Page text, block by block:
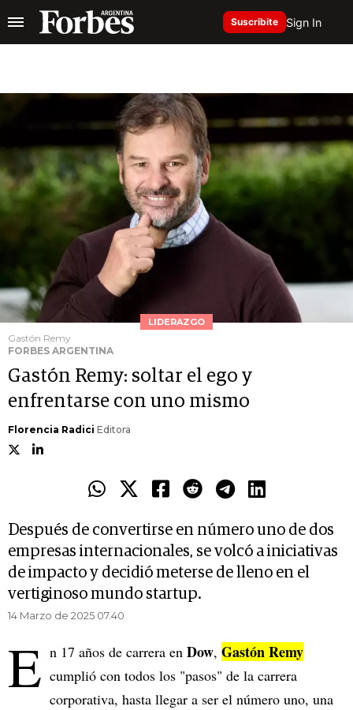
Suscribite Sign In
LIDERAZGO
Gastón Remy
FORBES ARGENTINA
Gastón Remy: soltar el ego y
enfrentarse con uno mismo
Florencia Radici Editora
Después de convertirse en número uno de dos
empresas internacionales, se volcó a iniciativas
de impacto y decidió meterse de lleno en el
vertiginoso mundo startup.
14 Marzo de 2025 07.40
E n 17 años de carrera en Dow, Gastón Remy
cumplió con todos los "pasos" de la carrera
corporativa, hasta llegar a ser el número uno, una